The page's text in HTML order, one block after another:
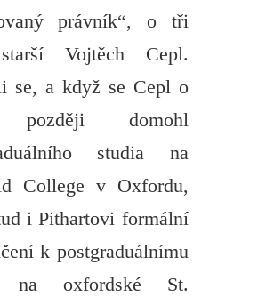
právník“, o tři
Vojtěch Cepl.
se, a když se Cepl o
později domohl
studia na
College v Oxfordu,
i Pithartovi formální
k postgraduálnímu
na oxfordské St.